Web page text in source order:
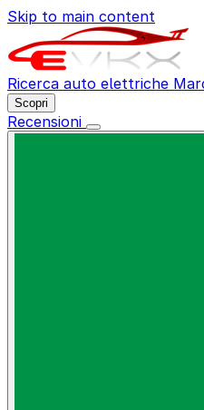
Skip to main content
Ricerca auto elettriche
Scopri
Recensioni